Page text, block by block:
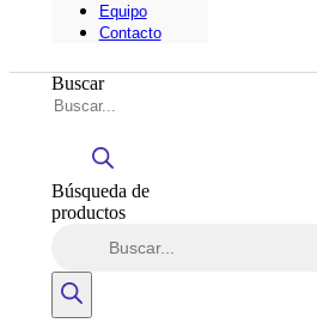
Equipo
Contacto
Buscar
Búsqueda de
productos